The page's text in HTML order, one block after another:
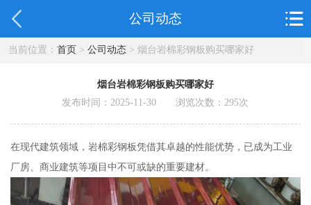
公司动态
当前位置： 首页> 公司动态> 烟台岩棉彩钢板购买哪家好
烟台岩棉彩钢板购买哪家好
发布时间：2025-11-30 浏览次数：295次
在现代建筑领域，岩棉彩钢板凭借其卓越的性能优势，已成为工业
厂房、商业建筑等项目中不可或缺的重要建材。